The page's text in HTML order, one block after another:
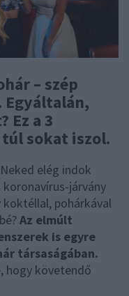
– szép
Egyáltalán,
Ez a 3
sokat iszol.
elég indok
járvány
pohárkával
Az elmúlt
is egyre
társaságában.
hogy követendő